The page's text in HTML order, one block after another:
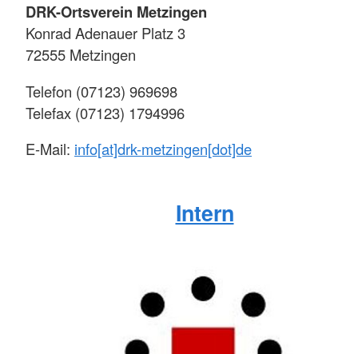
DRK-Ortsverein Metzingen
Konrad Adenauer Platz 3
72555 Metzingen
Telefon (07123) 969698
Telefax (07123) 1794996
E-Mail: info[at]drk-metzingen[dot]de
Intern